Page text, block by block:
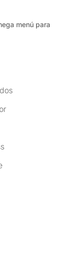
menú para